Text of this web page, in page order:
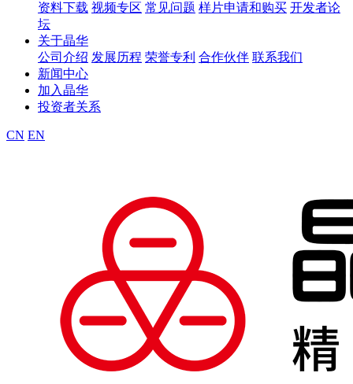
资料下载 视频专区 常见问题 样片申请和购买 开发者论
坛
关于晶华
公司介绍 发展历程 荣誉专利 合作伙伴 联系我们
新闻中心
加入晶华
投资者关系
CN EN